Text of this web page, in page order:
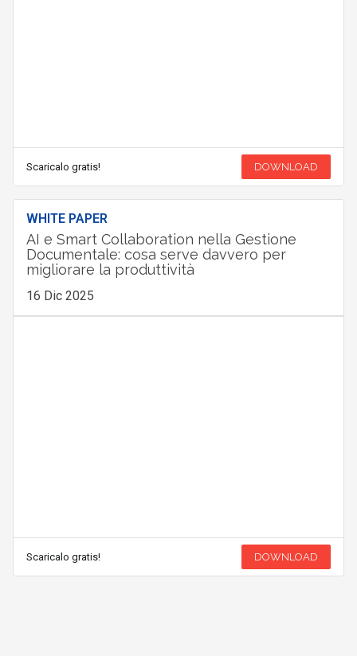
Scaricalo gratis! DOWNLOAD
WHITE PAPER
AI e Smart Collaboration nella Gestione
Documentale: cosa serve davvero per
migliorare la produttività
16 Dic 2025
Scaricalo gratis! DOWNLOAD